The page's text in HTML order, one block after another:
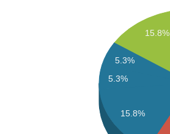
15.8%
5.3%
5.3%
15.8%